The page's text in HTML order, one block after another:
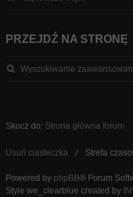
PRZEJDŹ NA STRONĘ
Wyszukiwanie
Skocz do: Strona główna forum
Usuń ciasteczka Strefa
Powered by phpBB® Forum
Style we_clearblue created by